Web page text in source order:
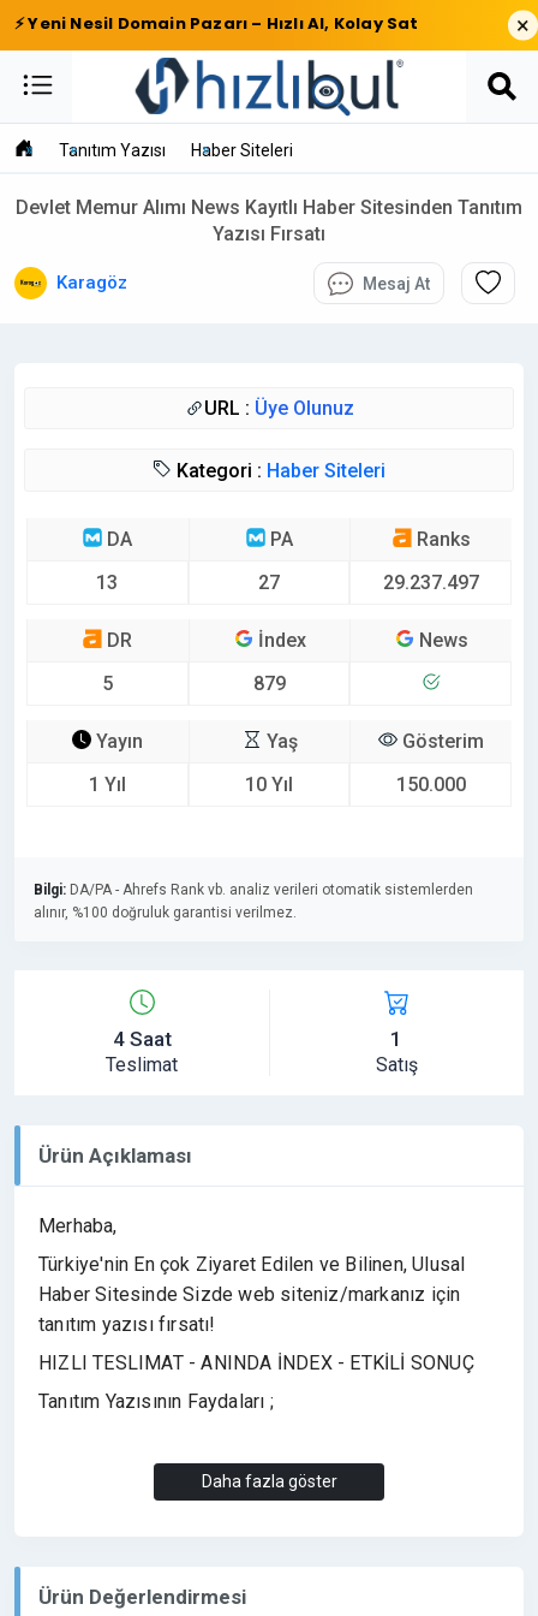
⚡ Yeni Nesil Domain Pazarı – Hızlı Al, Kolay Sat ×
Tanıtım Yazısı Haber Siteleri
Devlet Memur Alımı News Kayıtlı Haber Sitesinden Tanıtım
Yazısı Fırsatı
Karagöz Mesaj At
URL : Üye Olunuz
Kategori : Haber Siteleri
DA
13
PA
27
Ranks
29.237.497
DR
5
İndex
879
News
Yayın
1 Yıl
Yaş
10 Yıl
Gösterim
150.000
Bilgi: DA/PA - Ahrefs Rank vb. analiz verileri otomatik sistemlerden
alınır, %100 doğruluk garantisi verilmez.
4 Saat
Teslimat
1
Satış
Ürün Açıklaması
Merhaba,
Türkiye'nin En çok Ziyaret Edilen ve Bilinen, Ulusal
Haber Sitesinde Sizde web siteniz/markanız için
tanıtım yazısı fırsatı!
HIZLI TESLIMAT - ANINDA İNDEX - ETKİLİ SONUÇ
Tanıtım Yazısının Faydaları ;
Ürün/Marka, Web Site tanıtımı yapılabilir.
eder.
Daha fazla göster
Ürün Değerlendirmesi